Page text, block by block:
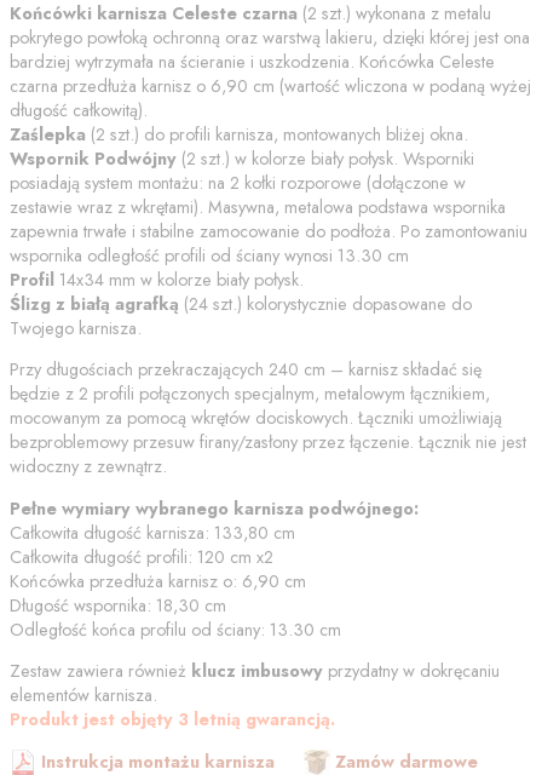
Końcówki karnisza Celeste czarna (2 szt.) wykonana z metalu
pokrytego powłoką ochronną oraz warstwą lakieru, dzięki której jest ona
bardziej wytrzymała na ścieranie i uszkodzenia. Końcówka Celeste
czarna przedłuża karnisz o 6,90 cm (wartość wliczona w podaną wyżej
długość całkowitą).
Zaślepka (2 szt.) do profili karnisza, montowanych bliżej okna.
Wspornik Podwójny (2 szt.) w kolorze biały połysk. Wsporniki
posiadają system montażu: na 2 kołki rozporowe (dołączone w
zestawie wraz z wkrętami). Masywna, metalowa podstawa wspornika
zapewnia trwałe i stabilne zamocowanie do podłoża. Po zamontowaniu
wspornika odległość profili od ściany wynosi 13.30 cm
Profil 14x34 mm w kolorze biały połysk.
Ślizg z białą agrafką (24 szt.) kolorystycznie dopasowane do
Twojego karnisza.
Przy długościach przekraczających 240 cm – karnisz składać się
będzie z 2 profili połączonych specjalnym, metalowym łącznikiem,
mocowanym za pomocą wkrętów dociskowych. Łączniki umożliwiają
bezproblemowy przesuw firany/zasłony przez łączenie. Łącznik nie jest
widoczny z zewnątrz.
Pełne wymiary wybranego karnisza podwójnego:
Całkowita długość karnisza: 133,80 cm
Całkowita długość profili: 120 cm x2
Końcówka przedłuża karnisz o: 6,90 cm
Długość wspornika: 18,30 cm
Odległość końca profilu od ściany: 13.30 cm
Zestaw zawiera również klucz imbusowy przydatny w dokręcaniu
elementów karnisza.
Produkt jest objęty 3 letnią gwarancją.
Instrukcja montażu karnisza
Zamów darmowe